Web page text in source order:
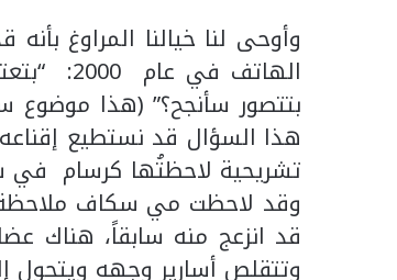
وأوحى لنا خيالنا المراوغ
الهاتف
بتتصور سأنجح؟” (هذا موضوع
هذا السؤال قد نستطيع
تشريحية لاحظتُها كرسام
وقد لاحظت مي سكاف ملاحظة
قد انزعج منه سابقاً، هناك
وتتقلص أسارير وجهه ويتحول